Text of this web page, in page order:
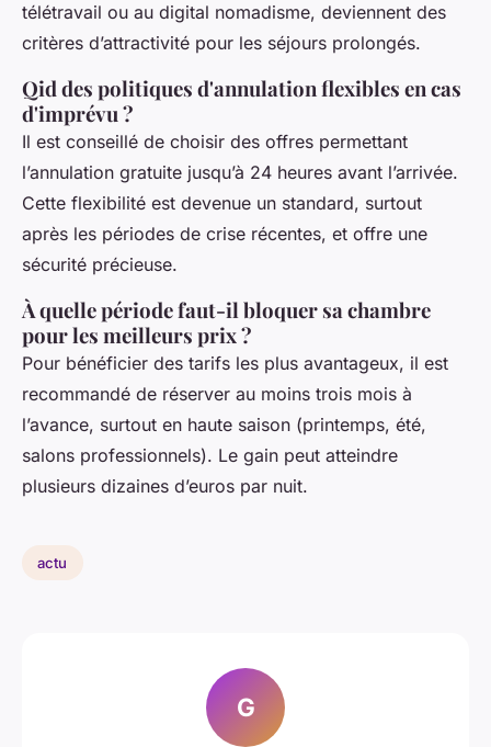
télétravail ou au digital nomadisme, deviennent des
critères d’attractivité pour les séjours prolongés.
Qid des politiques d'annulation flexibles en cas
d'imprévu ?
Il est conseillé de choisir des offres permettant
l’annulation gratuite jusqu’à 24 heures avant l’arrivée.
Cette flexibilité est devenue un standard, surtout
après les périodes de crise récentes, et offre une
sécurité précieuse.
À quelle période faut-il bloquer sa chambre
pour les meilleurs prix ?
Pour bénéficier des tarifs les plus avantageux, il est
recommandé de réserver au moins trois mois à
l’avance, surtout en haute saison (printemps, été,
salons professionnels). Le gain peut atteindre
plusieurs dizaines d’euros par nuit.
actu
G